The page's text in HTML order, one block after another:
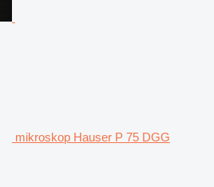
mikroskop Hauser P 75 DGG